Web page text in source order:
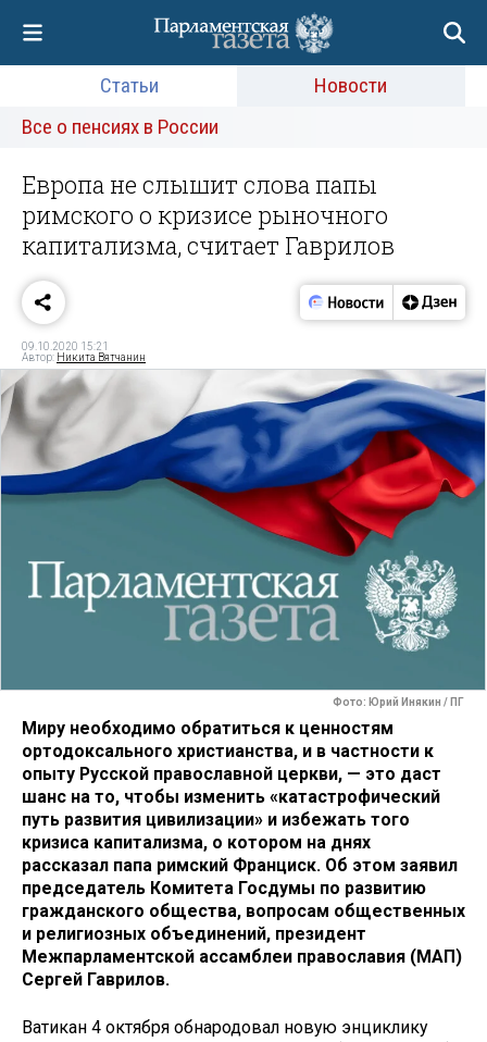
Статьи
Новости
Все о пенсиях в России
Европа не слышит слова папы
римского о кризисе рыночного
капитализма, считает Гаврилов
09.10.2020 15:21
Автор: Никита Вятчанин
Фото: Юрий Инякин / ПГ
Миру необходимо обратиться к ценностям
ортодоксального христианства, и в частности к
опыту Русской православной церкви, — это даст
шанс на то, чтобы изменить «катастрофический
путь развития цивилизации» и избежать того
кризиса капитализма, о котором на днях
рассказал папа римский Франциск. Об этом заявил
председатель Комитета Госдумы по развитию
гражданского общества, вопросам общественных
и религиозных объединений, президент
Межпарламентской ассамблеи православия (МАП)
Сергей Гаврилов.
Ватикан 4 октября обнародовал новую энциклику